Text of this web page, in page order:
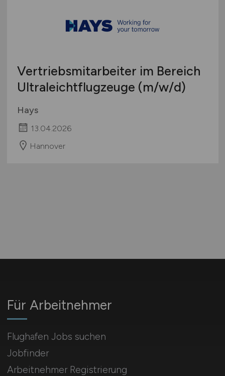
Vertriebsmitarbeiter im Bereich
Ultraleichtflugzeuge (m/w/d)
Hays
13.04.2026
Hannover
Für Arbeitnehmer
Flughafen Jobs suchen
Jobfinder
Arbeitnehmer Registrierung